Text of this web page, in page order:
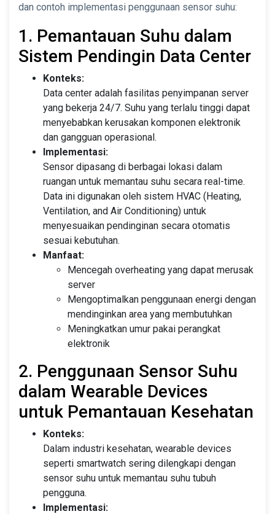
dan contoh implementasi penggunaan sensor suhu:
1. Pemantauan Suhu dalam
Sistem Pendingin Data Center
Konteks:
Data center adalah fasilitas penyimpanan server
yang bekerja 24/7. Suhu yang terlalu tinggi dapat
menyebabkan kerusakan komponen elektronik
dan gangguan operasional.
Implementasi:
Sensor dipasang di berbagai lokasi dalam
ruangan untuk memantau suhu secara real-time.
Data ini digunakan oleh sistem HVAC (Heating,
Ventilation, and Air Conditioning) untuk
menyesuaikan pendinginan secara otomatis
sesuai kebutuhan.
Manfaat:
Mencegah overheating yang dapat merusak
server
Mengoptimalkan penggunaan energi dengan
mendinginkan area yang membutuhkan
Meningkatkan umur pakai perangkat
elektronik
2. Penggunaan Sensor Suhu
dalam Wearable Devices
untuk Pemantauan Kesehatan
Konteks:
Dalam industri kesehatan, wearable devices
seperti smartwatch sering dilengkapi dengan
sensor suhu untuk memantau suhu tubuh
pengguna.
Implementasi: